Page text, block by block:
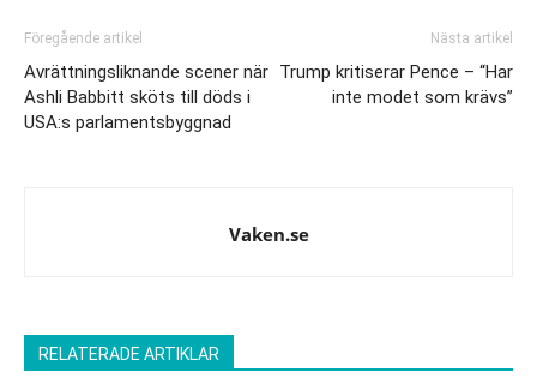
Föregående artikel
Avrättningsliknande scener när
Ashli Babbitt sköts till döds i
USA:s parlamentsbyggnad
Nästa artikel
Trump kritiserar Pence – “Har
inte modet som krävs”
Vaken.se
RELATERADE ARTIKLAR